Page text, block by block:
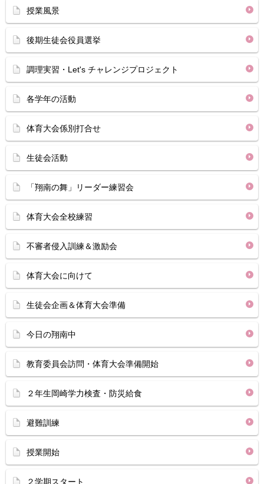
授業風景
後期生徒会役員選挙
調理実習・Let's チャレンジプロジェクト
各学年の活動
体育大会係別打合せ
生徒会活動
「翔南の舞」リーダー練習会
体育大会全校練習
不審者侵入訓練＆激励会
体育大会に向けて
生徒会企画＆体育大会準備
今日の翔南中
教育委員会訪問・体育大会準備開始
２年生岡崎学力検査・防災給食
避難訓練
授業開始
２学期スタート